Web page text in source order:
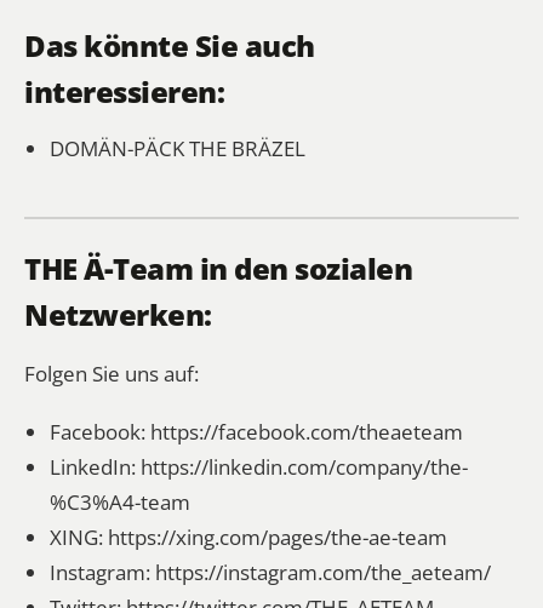
Das könnte Sie auch
interessieren:
DOMÄN-PÄCKTHE BRÄZEL
THE Ä-Team in den sozialen
Netzwerken:
Folgen Sie uns auf:
Facebook: https://facebook.com/theaeteam
LinkedIn: https://linkedin.com/company/the-
%C3%A4-team
XING: https://xing.com/pages/the-ae-team
Instagram: https://instagram.com/the_aeteam/